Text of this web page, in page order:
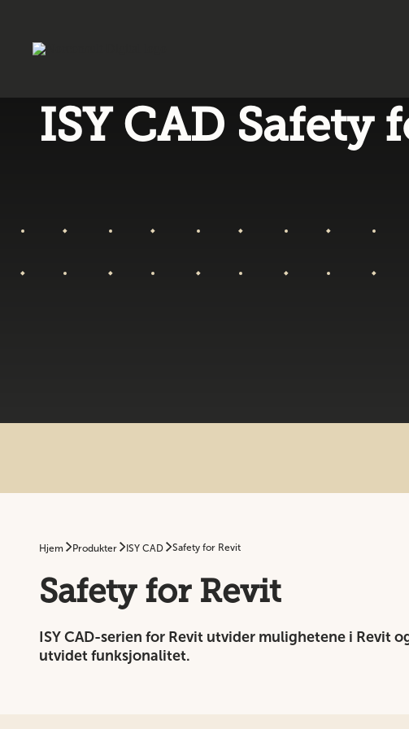
ISY CAD Safety
Hjem Produkter ISY CAD Safety for Revit
Safety for Revit
ISY CAD-serien for Revit utvider mulighetene i Revit
utvidet funksjonalitet.